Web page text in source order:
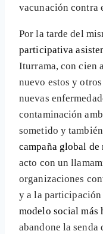
vacunación contra
Por la tarde del
participativa
Iturrama, con cien
nuevo estos y
nuevas
contaminación
sometido y
campaña global de
acto con un
organizaciones
y a la participación
modelo social más
abandone la